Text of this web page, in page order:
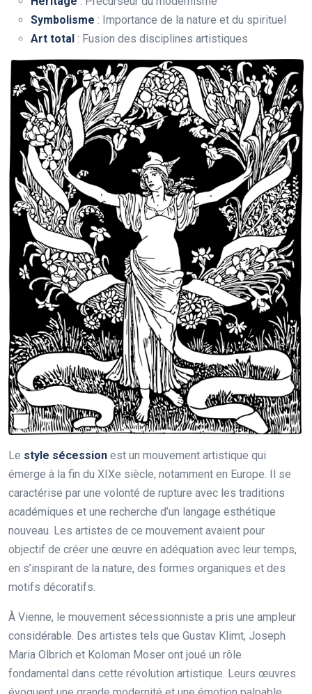
Symbolisme : Importance de la nature et du spirituel
Art total : Fusion des disciplines artistiques
Le style sécession est un mouvement artistique qui
émerge à la fin du XIXe siècle, notamment en Europe. Il se
caractérise par une volonté de rupture avec les traditions
académiques et une recherche d’un langage esthétique
nouveau. Les artistes de ce mouvement avaient pour
objectif de créer une œuvre en adéquation avec leur temps,
en s’inspirant de la nature, des formes organiques et des
motifs décoratifs.
À Vienne, le mouvement sécessionniste a pris une ampleur
considérable. Des artistes tels que Gustav Klimt, Joseph
Maria Olbrich et Koloman Moser ont joué un rôle
fondamental dans cette révolution artistique. Leurs œuvres